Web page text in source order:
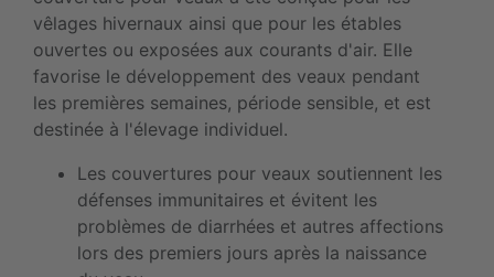
vêlages hivernaux ainsi que pour les étables
ouvertes ou exposées aux courants d'air. Elle
favorise le développement des veaux pendant
les premières semaines, période sensible, et est
destinée à l'élevage individuel.
Les couvertures pour veaux soutiennent les
défenses immunitaires et évitent les
problèmes de diarrhées et autres affections
lors des premiers jours après la naissance